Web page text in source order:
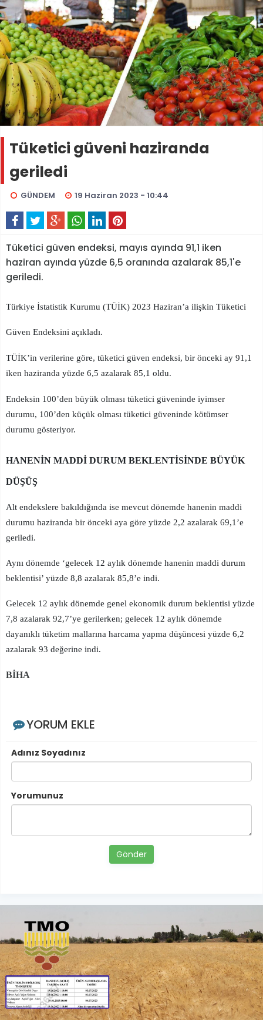
Tüketici güveni haziranda
geriledi
GÜNDEM 19 Haziran 2023 - 10:44
Tüketici güven endeksi, mayıs ayında 91,1 iken
haziran ayında yüzde 6,5 oranında azalarak 85,1'e
geriledi.
Türkiye İstatistik Kurumu (TÜİK) 2023 Haziran’a ilişkin Tüketici
Güven Endeksini açıkladı.
TÜİK’in verilerine göre, tüketici güven endeksi, bir önceki ay 91,1
iken haziranda yüzde 6,5 azalarak 85,1 oldu.
Endeksin 100’den büyük olması tüketici güveninde iyimser
durumu, 100’den küçük olması tüketici güveninde kötümser
durumu gösteriyor.
HANENİN MADDİ DURUM BEKLENTİSİNDE BÜYÜK
DÜŞÜŞ
Alt endekslere bakıldığında ise mevcut dönemde hanenin maddi
durumu haziranda bir önceki aya göre yüzde 2,2 azalarak 69,1’e
geriledi.
Aynı dönemde ‘gelecek 12 aylık dönemde hanenin maddi durum
beklentisi’ yüzde 8,8 azalarak 85,8’e indi.
Gelecek 12 aylık dönemde genel ekonomik durum beklentisi yüzde
7,8 azalarak 92,7’ye gerilerken; gelecek 12 aylık dönemde
dayanıklı tüketim mallarına harcama yapma düşüncesi yüzde 6,2
azalarak 93 değerine indi.
BİHA
YORUM EKLE
Adınız Soyadınız
Yorumunuz
Gönder